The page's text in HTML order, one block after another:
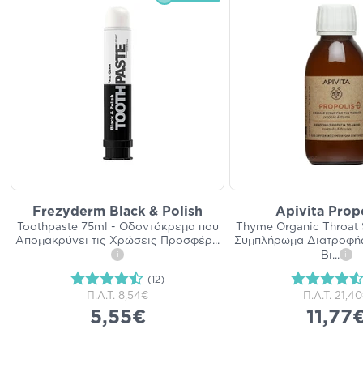
Frezyderm Black & Polish
Toothpaste 75ml - Οδοντόκρεμα που
Απομακρύνει τις Χρώσεις Προσφέρ...
i
(12)
Π.Λ.Τ. 8,54€
5,55€
Apivita
Thyme Organic
Συμπλήρωμα
Βι... i
Π.Λ.Τ.